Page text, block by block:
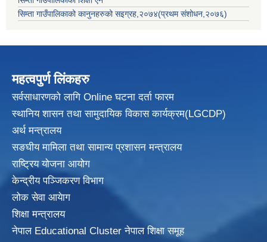
सिम्ता गाउँपालिकाको कानुनहरुको सइग्रह,२०७४(प्रथम संशोधन,२०७६)
महत्वपुर्ण लिंकहरु
सर्वसाधारणको लागि Online घटना दर्ता फारम
स्थानिय शासन तथा सामुदायिक विकासकार्यक्रम(LGCDP)
अर्थ मन्त्रालय
सङघीय मामिला तथा सामान्य प्रशासन मन्त्रालय
राष्ट्रिय योजना आयोग
केन्द्रीय पञ्जिकरण विभाग
लोक सेवा आयेाग
शिक्षा मन्त्रालय
नेपाल Educational Cluster नेपाल शिक्षा समूह